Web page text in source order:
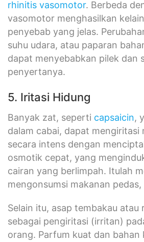
rhinitis vasomotor. Berbeda
vasomotor menghasilkan
penyebab yang jelas.
suhu udara, atau paparan
dapat menyebabkan pilek dan
penyertanya.
5. Iritasi Hidung
Banyak zat, seperti capsaicin,
dalam cabai, dapat mengiritasi
secara intens dengan
osmotik cepat, yang
cairan yang berlimpah. Itulah
mengonsumsi makanan
Selain itu, asap tembakau atau
sebagai pengiritasi (irritan)
orang. Parfum kuat dan bahan